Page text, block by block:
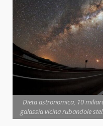
Dieta astronomica, 10
galassia vicina rubandole